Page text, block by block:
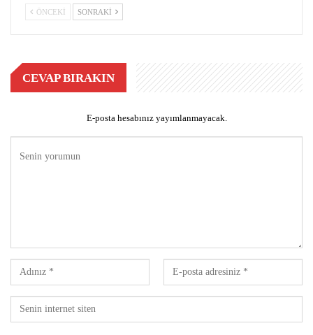
ÖNCEKI SONRAKI
CEVAP BIRAKIN
E-posta hesabınız yayımlanmayacak.